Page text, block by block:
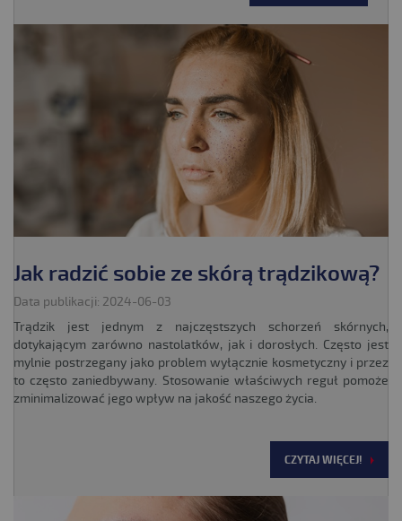
Jak radzić sobie ze skórą trądzikową?
Data publikacji: 2024-06-03
Trądzik jest jednym z najczęstszych schorzeń skórnych,
dotykającym zarówno nastolatków, jak i dorosłych. Często jest
mylnie postrzegany jako problem wyłącznie kosmetyczny i przez
to często zaniedbywany. Stosowanie właściwych reguł pomoże
zminimalizować jego wpływ na jakość naszego życia.
CZYTAJ WIĘCEJ!